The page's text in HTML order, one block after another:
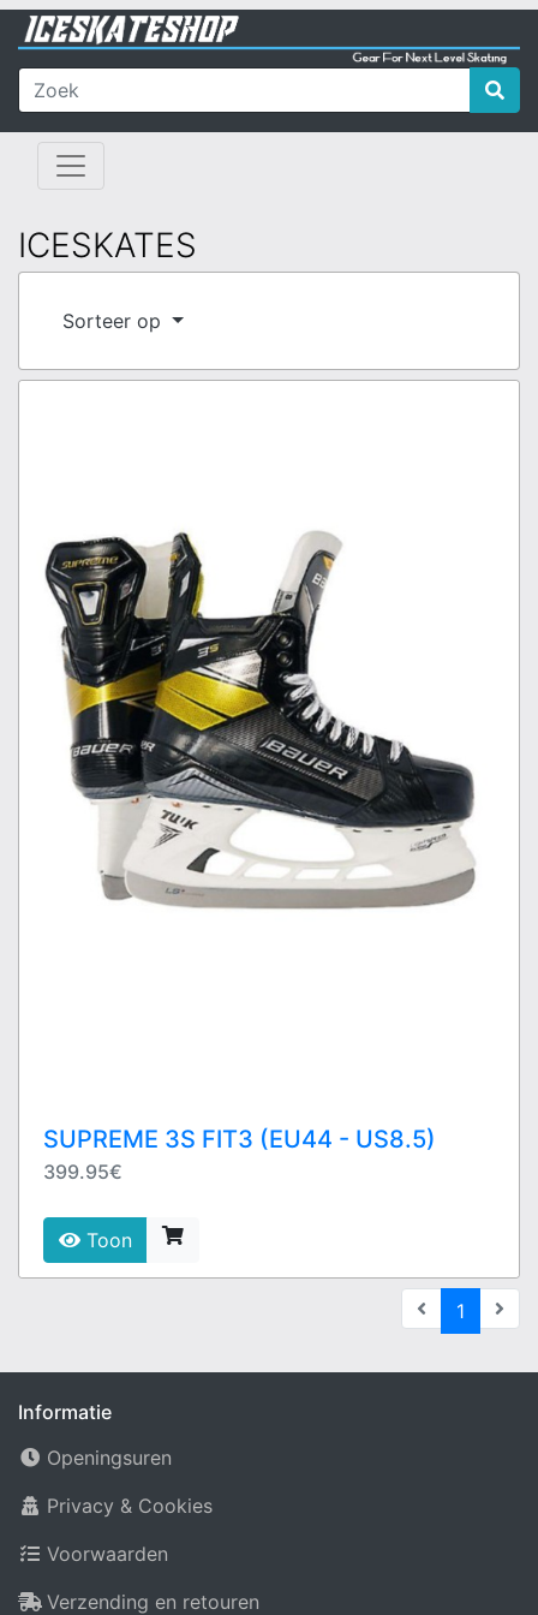
ICESKATES
Sorteer op
SUPREME 3S FIT3 (EU44 - US8.5)
399.95€
Toon
1
Informatie
Openingsuren
Privacy & Cookies
Voorwaarden
Verzending en retouren